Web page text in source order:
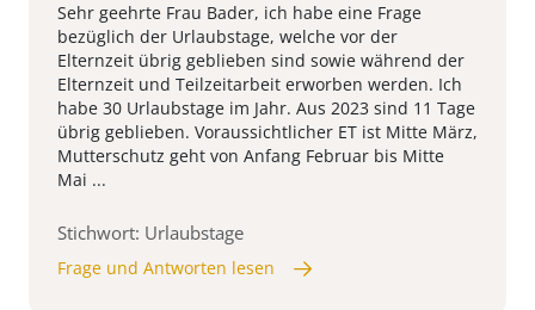
Sehr geehrte Frau Bader, ich habe eine Frage
bezüglich der Urlaubstage, welche vor der
Elternzeit übrig geblieben sind sowie während der
Elternzeit und Teilzeitarbeit erworben werden. Ich
habe 30 Urlaubstage im Jahr. Aus 2023 sind 11 Tage
übrig geblieben. Voraussichtlicher ET ist Mitte März,
Mutterschutz geht von Anfang Februar bis Mitte
Mai ...
Stichwort: Urlaubstage
Frage und Antworten lesen